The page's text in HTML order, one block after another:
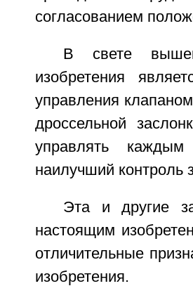
согласованием
В свете
изобретения
управления
дроссельной
управлять
наилучший контроль
Эта и другие
настоящим
отличительные
изобретения.